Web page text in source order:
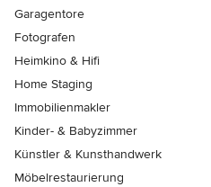
Garagentore
Fotografen
Heimkino & Hifi
Home Staging
Immobilienmakler
Kinder- & Babyzimmer
Künstler & Kunsthandwerk
Möbelrestaurierung